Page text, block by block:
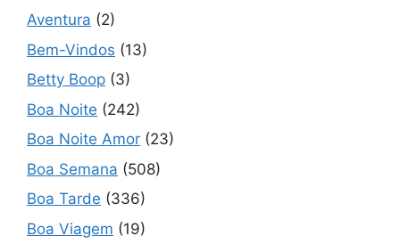
Aventura (2)
Bem-Vindos (13)
Betty Boop (3)
Boa Noite (242)
Boa Noite Amor (23)
Boa Semana (508)
Boa Tarde (336)
Boa Viagem (19)